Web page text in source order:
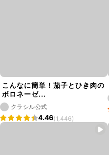
こんなに簡単！茄子とひき肉の
ボロネーゼ...
クラシル公式
4.46(1,446)